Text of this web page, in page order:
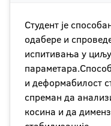
Студент је
одабере и
испитивања у
и деформабилост
спреман да
косина и да